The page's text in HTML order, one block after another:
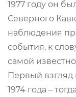
1977 году он
Северного
наблюдения
события, к
самой
Первый взгляд
1974 года – тогда